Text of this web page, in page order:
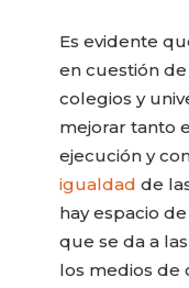
Es evidente
en cuestión
colegios y
mejorar tanto
ejecución y
igualdad de
hay espacio
que se da a
los medios de